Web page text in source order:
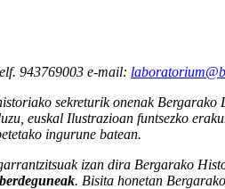
943769003 e-mail:
sekreturik onenak
euskal Ilustrazioan funtsezko
ingurune batean.
izan dira Bergarako
. Bisita honetan